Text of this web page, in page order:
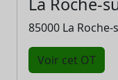
85000 La Roche-
Voir cet OT